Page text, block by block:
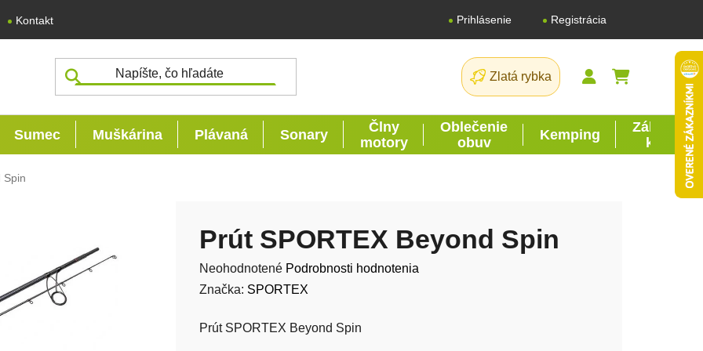
Kontakt Prihlásenie Registrácia
Zlatá rybka
NÁKUPNÝ
Sumec Muškárina Plávaná Sonary
Člny
motory
Oblečenie
obuv
Kemping
Záhrada
kutil
Spin
Prút SPORTEX Beyond Spin
Priemerné hodnotenie produktu je 0,0 z 5 hviezdičiek.
Neohodnotené Podrobnosti hodnotenia
Značka: SPORTEX
Prút SPORTEX Beyond Spin